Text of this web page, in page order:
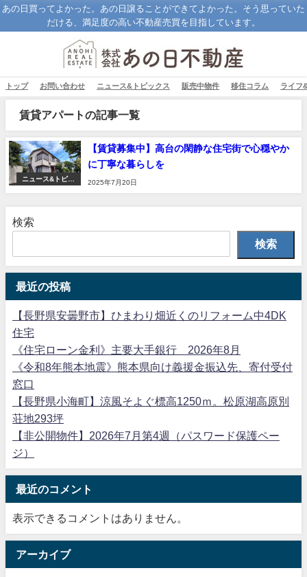
あの日買ってよかった。あの日譲ることができてよかった。そう思っていた
だける、満足度の高い不動産売買を目指しています。
トップ お問い合わせ ニュース&トピックス 販売中物件 移住コラム ライフ
賃貸アパートの記事一覧
ニュース&トピッ
【賃貸募集中】高台の閑静な住宅街で心穏やか
に丁寧な暮らしを
2025年7月20日
検索
検索
最近の投稿
【長野県安曇野市】ひまわり畑近くのリフォーム中4DK
住宅
《住宅ローン金利》主要大手銀行 2026年8月
《令和8年熊本地震》熊本県向け義援金振込先、寄付受付
窓口
【長野県小海町】涼風そよぐ標高1250ｍ。松原湖高原別
荘地293坪
【非公開物件】2026年7月第4週（パスワード保護ペー
ジ）
最近のコメント
表示できるコメントはありません。
アーカイブ